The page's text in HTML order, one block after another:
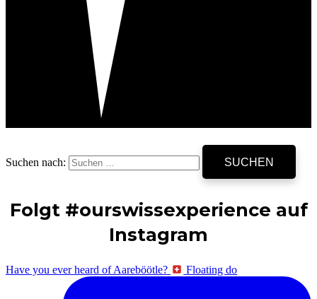
Suchen nach:
Folgt #ourswissexperience auf
Instagram
Have you ever heard of Aareböötle? Floating do